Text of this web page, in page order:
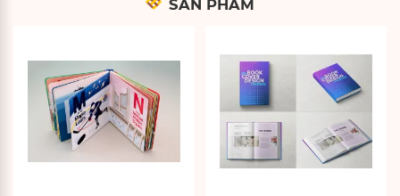
SẢN PHẨM